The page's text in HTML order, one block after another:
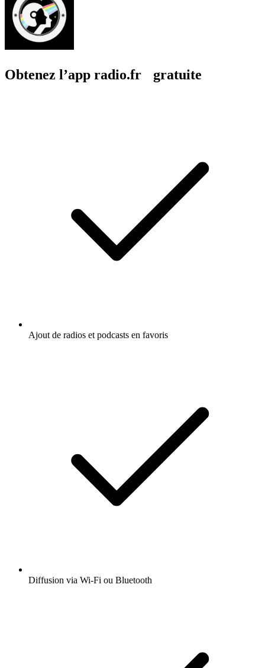
Obtenez l’app radio.fr gratuite
Ajout de radios et podcasts en favoris
Diffusion via Wi-Fi ou Bluetooth